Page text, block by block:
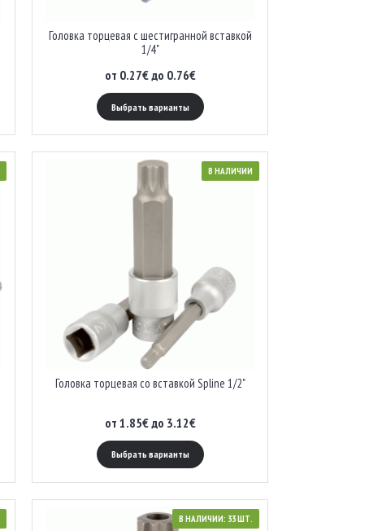
Головка торцевая с шестигранной вставкой
1/4"
от 0.27€ до 0.76€
Выбрать варианты
В НАЛИЧИИ
Головка торцевая со вставкой Spline 1/2"
от 1.85€ до 3.12€
Выбрать варианты
В НАЛИЧИИ: 33 ШТ.